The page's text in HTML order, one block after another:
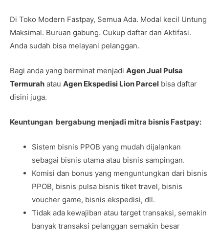
Di Toko Modern Fastpay, Semua Ada. Modal kecil Untung
Maksimal. Buruan gabung. Cukup daftar dan Aktifasi.
Anda sudah bisa melayani pelanggan.
Bagi anda yang berminat menjadi Agen Jual Pulsa
Termurah atau Agen Ekspedisi Lion Parcel bisa daftar
disini juga.
Keuntungan bergabung menjadi mitra bisnis Fastpay:
Sistem bisnis PPOB yang mudah dijalankan
sebagai bisnis utama atau bisnis sampingan.
Komisi dan bonus yang menguntungkan dari bisnis
PPOB, bisnis pulsa bisnis tiket travel, bisnis
voucher game, bisnis ekspedisi, dll.
Tidak ada kewajiban atau target transaksi, semakin
banyak transaksi pelanggan semakin besar